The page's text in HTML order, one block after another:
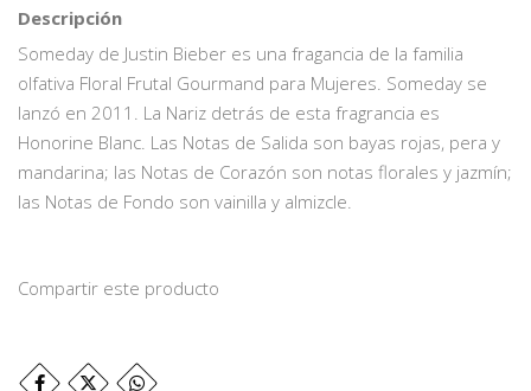
Descripción
Someday de Justin Bieber es una fragancia de la familia
olfativa Floral Frutal Gourmand para Mujeres. Someday se
lanzó en 2011. La Nariz detrás de esta fragrancia es
Honorine Blanc. Las Notas de Salida son bayas rojas, pera y
mandarina; las Notas de Corazón son notas florales y jazmín;
las Notas de Fondo son vainilla y almizcle.
Compartir este producto